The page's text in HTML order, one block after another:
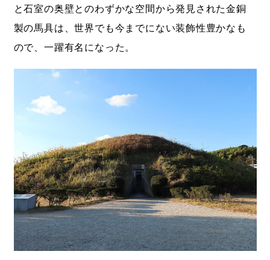
と石室の奥壁とのわずかな空間から発見された金銅
製の馬具は、世界でも今までにない装飾性豊かなも
ので、一躍有名になった。